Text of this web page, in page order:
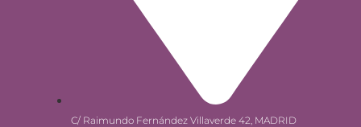
C/ Raimundo Fernández Villaverde 42, MADRID